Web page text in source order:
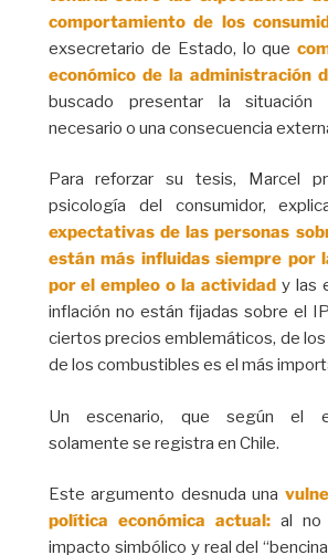
comportamiento de los
exsecretario de Estado, lo que
económico de la administración
buscado presentar la
necesario o una consecuencia
Para reforzar su tesis, Marcel
psicología del consumidor,
expectativas de las personas
están más influidas siempre por
por el empleo o la actividad y las
inflación no están fijadas sobre el
ciertos precios emblemáticos, de
de los combustibles es el más
Un escenario, que según el
solamente se registra en Chile.
Este argumento desnuda una
política económica actual:al no
impacto simbólico y real del